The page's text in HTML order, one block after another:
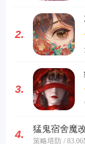
2.
3.
4. 猛鬼宿舍魔
策略塔防 /